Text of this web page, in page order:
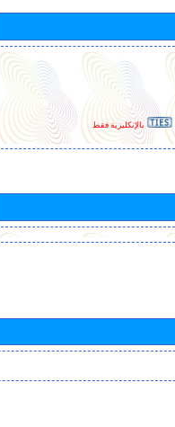
بالإنكليزية فقط